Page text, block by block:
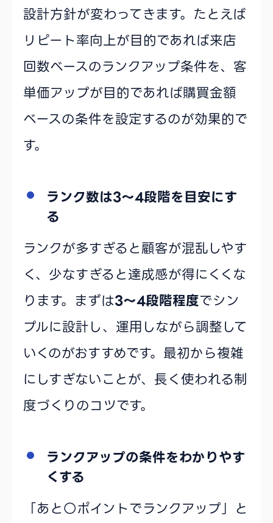
設計方針が変わってきます。たとえば
リピート率向上が目的であれば来店
回数ベースのランクアップ条件を、客
単価アップが目的であれば購買金額
ベースの条件を設定するのが効果的で
す。
ランク数は3〜4段階を目安にす
る
ランクが多すぎると顧客が混乱しやす
く、少なすぎると達成感が得にくくな
ります。まずは3〜4段階程度でシン
プルに設計し、運用しながら調整して
いくのがおすすめです。最初から複雑
にしすぎないことが、長く使われる制
度づくりのコツです。
ランクアップの条件をわかりやす
くする
「あと○ポイントでランクアップ」と